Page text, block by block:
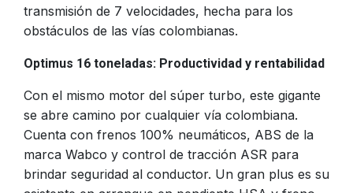
transmisión de 7 velocidades, hecha para los
obstáculos de las vías colombianas.
Optimus 16 toneladas: Productividad y rentabilidad
Con el mismo motor del súper turbo, este gigante
se abre camino por cualquier vía colombiana.
Cuenta con frenos 100% neumáticos, ABS de la
marca Wabco y control de tracción ASR para
brindar seguridad al conductor. Un gran plus es su